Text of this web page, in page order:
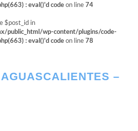
: eval()'d code on line 74
$post_id in
public_html/wp-content/plugins/code-
: eval()'d code on line 78
–